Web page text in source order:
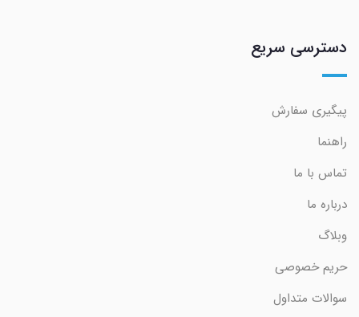
دسترسی سریع
پیگیری سفارش
راهنما
تماس با ما
درباره ما
وبلاگ
حریم خصوصی
سوالات متداول